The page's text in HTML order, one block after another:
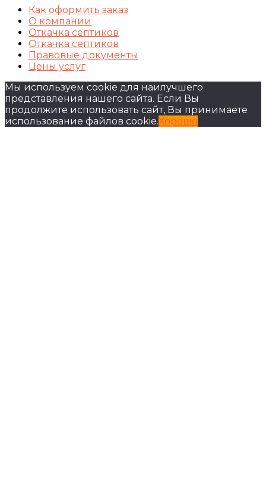
Как оформить заказ
О компании
Откачка септиков
Откачка септиков
Правовые документы
Цены услуг
Мы используем cookie для наилучшего
представления нашего сайта. Если Вы
продолжите использовать сайт, Вы принимаете
использование файлов cookie.Хорошо